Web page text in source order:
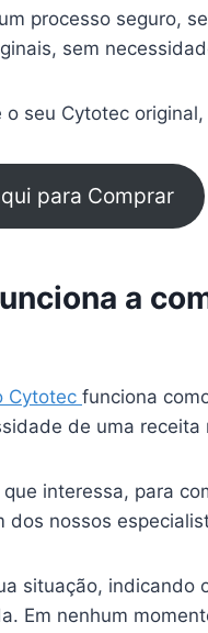
processo seguro,
sem
o seu Cytotec
para Comprar
a
Cytotec funciona
de uma
interessa, para
dos nossos
situação, indicando
Em nenhum